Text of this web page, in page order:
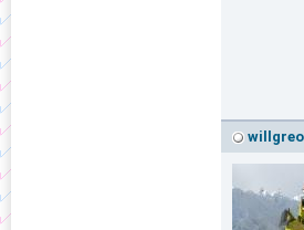
willgreo